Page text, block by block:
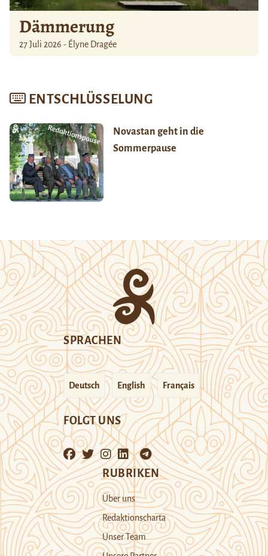
Dämmerung
27 Juli 2026 - Élyne Dragée
ENTSCHLÜSSELUNG
Novastan geht in die
Sommerpause
SPRACHEN
Deutsch English Français
FOLGT UNS
RUBRIKEN
Über uns
Redaktionscharta
Unser Team